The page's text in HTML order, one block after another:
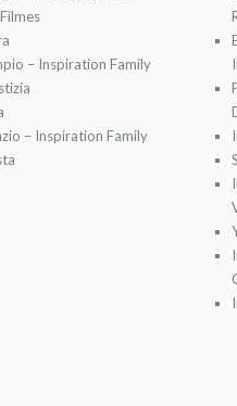
– Inspiration Family
– Inspiration Family